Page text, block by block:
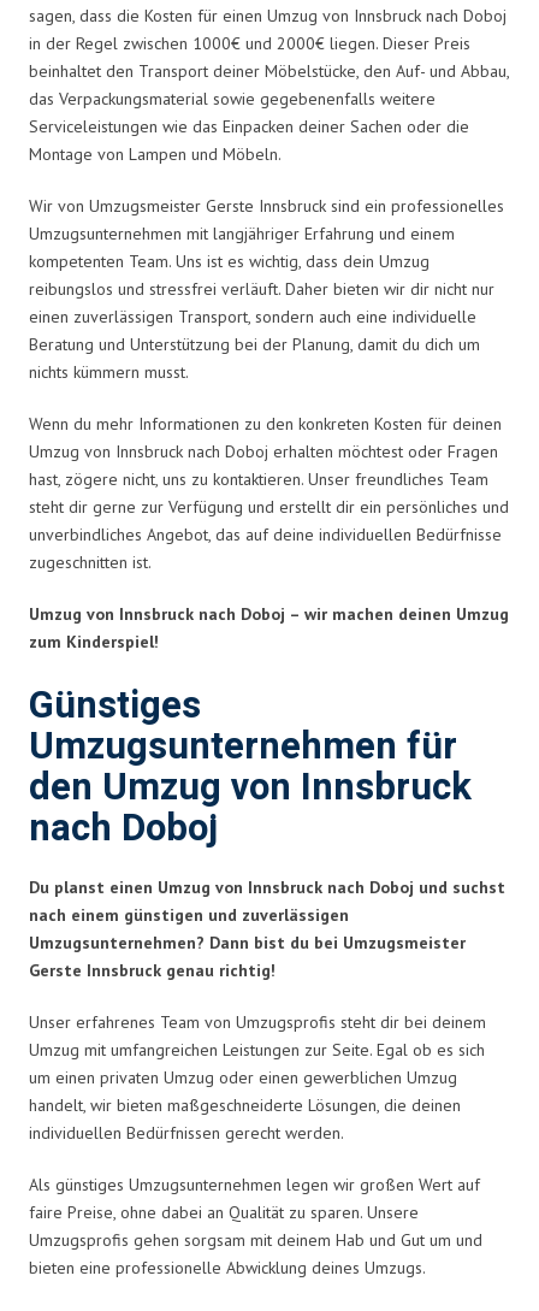
sagen, dass die Kosten für einen Umzug von Innsbruck nach Doboj
in der Regel zwischen 1000€ und 2000€ liegen. Dieser Preis
beinhaltet den Transport deiner Möbelstücke, den Auf- und Abbau,
das Verpackungsmaterial sowie gegebenenfalls weitere
Serviceleistungen wie das Einpacken deiner Sachen oder die
Montage von Lampen und Möbeln.
Wir von Umzugsmeister Gerste Innsbruck sind ein professionelles
Umzugsunternehmen mit langjähriger Erfahrung und einem
kompetenten Team. Uns ist es wichtig, dass dein Umzug
reibungslos und stressfrei verläuft. Daher bieten wir dir nicht nur
einen zuverlässigen Transport, sondern auch eine individuelle
Beratung und Unterstützung bei der Planung, damit du dich um
nichts kümmern musst.
Wenn du mehr Informationen zu den konkreten Kosten für deinen
Umzug von Innsbruck nach Doboj erhalten möchtest oder Fragen
hast, zögere nicht, uns zu kontaktieren. Unser freundliches Team
steht dir gerne zur Verfügung und erstellt dir ein persönliches und
unverbindliches Angebot, das auf deine individuellen Bedürfnisse
zugeschnitten ist.
Umzug von Innsbruck nach Doboj – wir machen deinen Umzug
zum Kinderspiel!
Günstiges
Umzugsunternehmen für
den Umzug von Innsbruck
nach Doboj
Du planst einen Umzug von Innsbruck nach Doboj und suchst
nach einem günstigen und zuverlässigen
Umzugsunternehmen? Dann bist du bei Umzugsmeister
Gerste Innsbruck genau richtig!
Unser erfahrenes Team von Umzugsprofis steht dir bei deinem
Umzug mit umfangreichen Leistungen zur Seite. Egal ob es sich
um einen privaten Umzug oder einen gewerblichen Umzug
handelt, wir bieten maßgeschneiderte Lösungen, die deinen
individuellen Bedürfnissen gerecht werden.
Als günstiges Umzugsunternehmen legen wir großen Wert auf
faire Preise, ohne dabei an Qualität zu sparen. Unsere
Umzugsprofis gehen sorgsam mit deinem Hab und Gut um und
bieten eine professionelle Abwicklung deines Umzugs.